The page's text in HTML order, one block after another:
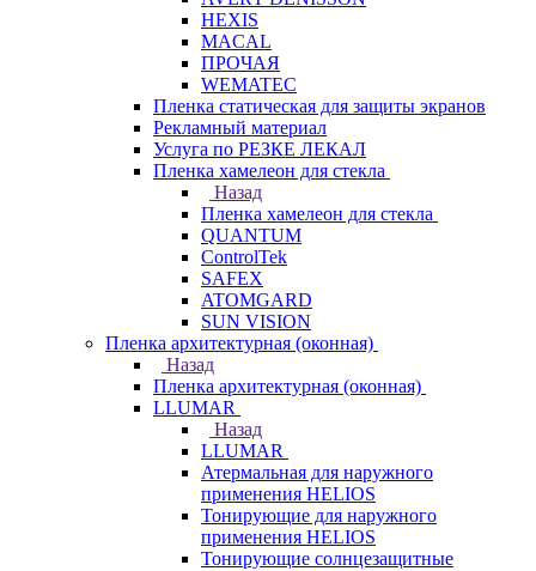
HEXIS
MACAL
ПРОЧАЯ
WEMATEC
Пленка статическая для защиты экранов
Рекламный материал
Услуга по РЕЗКЕ ЛЕКАЛ
Пленка хамелеон для стекла
Назад
Пленка хамелеон для стекла
QUANTUM
ControlTek
SAFEX
ATOMGARD
SUN VISION
Пленка архитектурная (оконная)
Назад
Пленка архитектурная (оконная)
LLUMAR
Назад
LLUMAR
Атермальная для наружного
применения HELIOS
Тонирующие для наружного
применения HELIOS
Тонирующие солнцезащитные